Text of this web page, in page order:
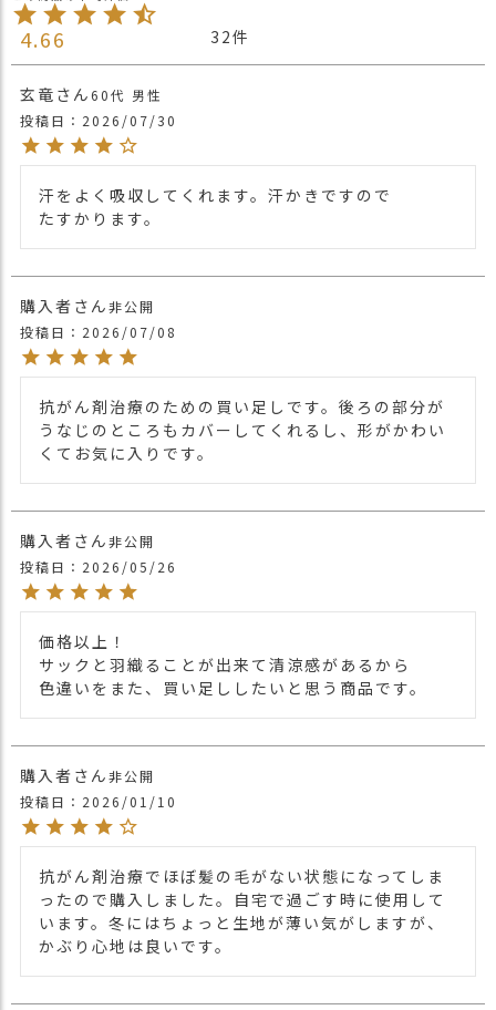
商品詳細
で汗をかいても清潔に保てます。
少し変わった後頭部のデザインもオシャレ
にきまりますね。
※1点1点ハンドメイドになりますので、入
荷時期により若干色合いが異なりますので
がございます。
ししていただくことで、徐々に軽減される
場合がございます。
注意点
や雨などでぬれた時は他の衣料等に
下さい。
・多少実際のカラーと異なる場合がござい
ます。ご不安な事などございましたらお気
軽にお問い合わせ下さい。
関連商品 他の人気バンダナキャップはこちら
カラー
・エンジ 紅色 DEEPRED
・ホワイト 白色 WHITE
・ネイビー 紺色 NAVY
4.66 32
玄竜 60代 男性
投稿日
2026/07/30
汗をよく吸収してくれます。汗かきですので
たすかります。
購入者
非公開
投稿日
2026/07/08
抗がん剤治療のための買い足しです。後ろの部分が
うなじのところもカバーしてくれるし、形がかわい
くてお気に入りです。
購入者
非公開
投稿日
2026/05/26
価格以上！
サックと羽織ることが出来て清涼感があるから
色違いをまた、買い足ししたいと思う商品です。
購入者
非公開
投稿日
2026/01/10
抗がん剤治療でほぼ髪の毛がない状態になってしま
ったので購入しました。自宅で過ごす時に使用して
います。冬にはちょっと生地が薄い気がしますが、
かぶり心地は良いです。